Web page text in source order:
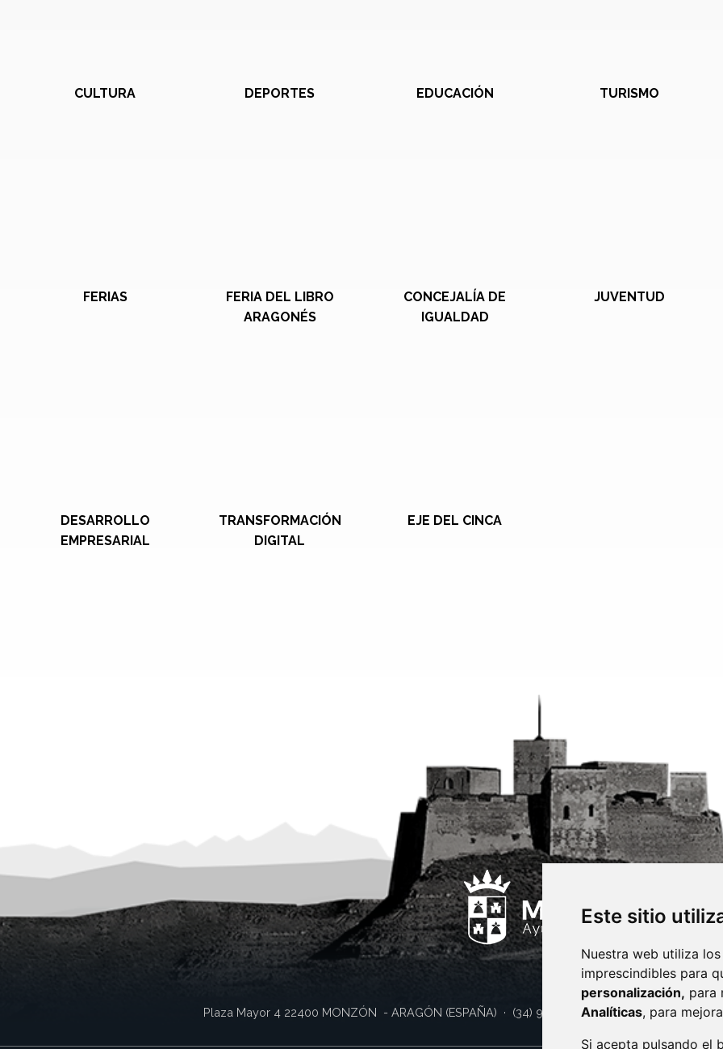
Este sitio
Nuestra web utiliza
imprescindibles para
personalización, para
Analíticas, para
Si acepta pulsando el
CULTURA DEPORTES EDUCACIÓN TURISMO
FERIAS
FERIA DEL LIBRO
ARAGONÉS
CONCEJALÍA DE
IGUALDAD
JUVENTUD
DESARROLLO
EMPRESARIAL
TRANSFORMACIÓN
DIGITAL
EJE DEL CINCA
Plaza Mayor 4 22400 MONZÓN - ARAGÓN (ESPAÑA) · (34) 974 400 700 ·sac@monzon.es